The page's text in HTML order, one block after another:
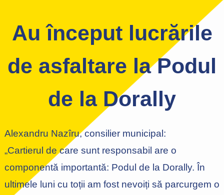
Au început lucrările
de asfaltare la Podul
de la Dorally
Alexandru Nazîru, consilier municipal:
„Cartierul de care sunt responsabil are o
componentă importantă: Podul de la Dorally. În
ultimele luni cu toții am fost nevoiți să parcurgem o